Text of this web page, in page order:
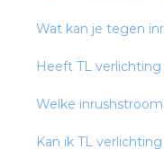
Wat kan je tegen
Heeft TL
Welke
Kan ik TL